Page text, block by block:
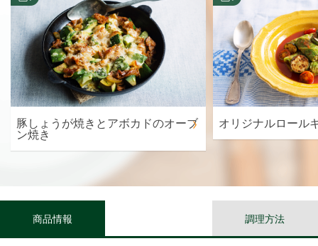
豚しょうが焼きとアボカドのオーブ
ン焼き
オリジナルロール
商品情報 調理方法